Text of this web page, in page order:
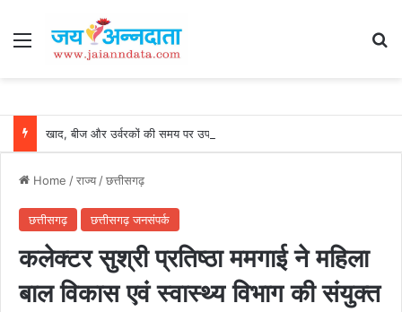
Menu
Home /राज्य/छत्तीसगढ़
छत्तीसगढ़ छत्तीसगढ़ जनसंपर्क
कलेक्टर सुश्री प्रतिष्ठा ममगाई ने महिला
बाल विकास एवं स्वास्थ्य विभाग की संयुक्त